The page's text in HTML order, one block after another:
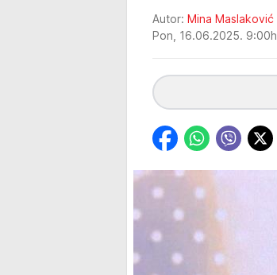
Autor: Mina Maslaković
Pon, 16.06.2025. 9:00h